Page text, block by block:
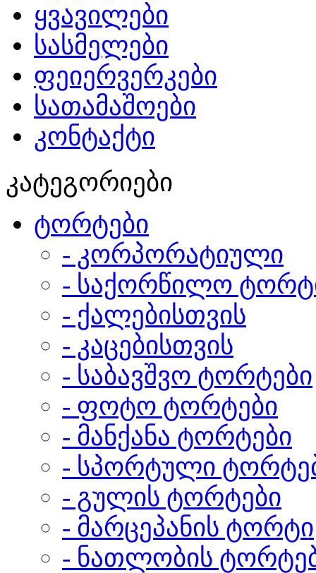
ყვავილები
სასმელები
ფეიერვერკები
სათამაშოები
კონტაქტი
კატეგორიები
ტორტები
- კორპორატიული
- საქორწილო
- ქალებისთვის
- კაცებისთვის
- საბავშვო ტორტები
- ფოტო ტორტები
- მანქანა ტორტები
- სპორტული
- გულის ტორტები
- მარცეპანის ტორტი
- ნათლობის